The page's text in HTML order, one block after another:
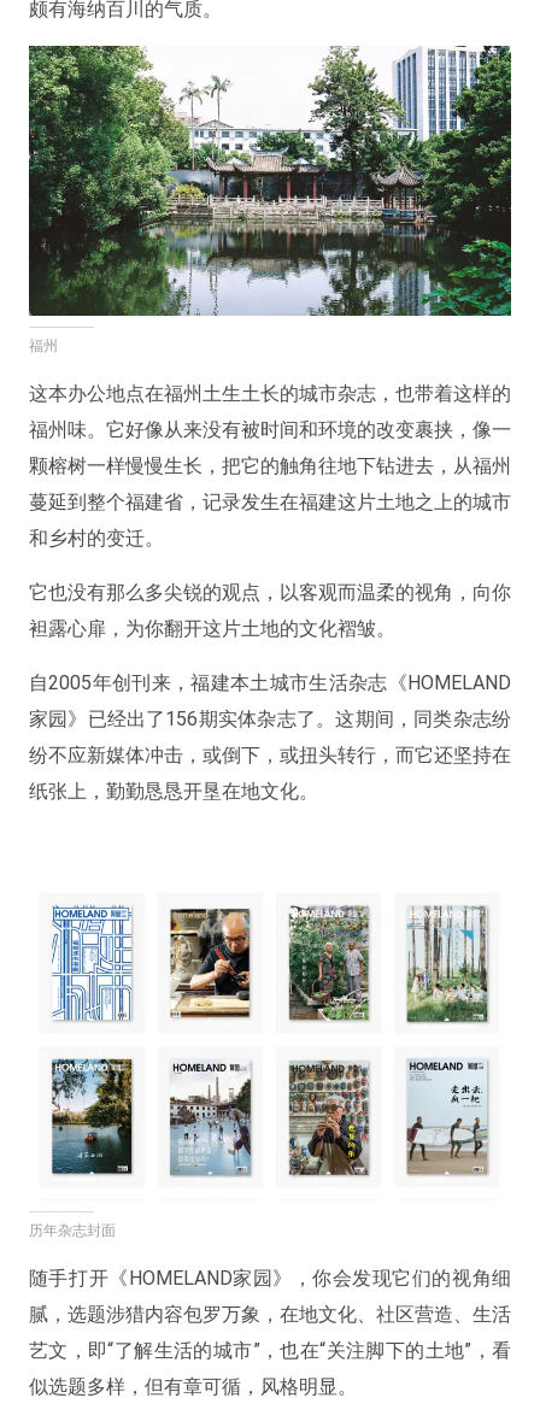
颇有海纳百川的气质。
福州
这本办公地点在福州土生土长的城市杂志，也带着这样的
福州味。它好像从来没有被时间和环境的改变裹挟，像一
颗榕树一样慢慢生长，把它的触角往地下钻进去，从福州
蔓延到整个福建省，记录发生在福建这片土地之上的城市
和乡村的变迁。
它也没有那么多尖锐的观点，以客观而温柔的视角，向你
袒露心扉，为你翻开这片土地的文化褶皱。
自2005年创刊来，福建本土城市生活杂志《HOMELAND
家园》已经出了156期实体杂志了。这期间，同类杂志纷
纷不应新媒体冲击，或倒下，或扭头转行，而它还坚持在
纸张上，勤勤恳恳开垦在地文化。
历年杂志封面
随手打开《HOMELAND家园》，你会发现它们的视角细
腻，选题涉猎内容包罗万象，在地文化、社区营造、生活
艺文，即“了解生活的城市”，也在“关注脚下的土地”，看
似选题多样，但有章可循，风格明显。